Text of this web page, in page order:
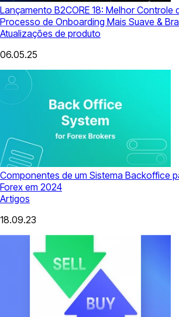
Lançamento B2CORE 18: Melhor Controle
Processo de Onboarding Mais Suave &
Atualizações de produto
06.05.25
Componentes de um Sistema Backoffice
Forex em 2024
Artigos
18.09.23